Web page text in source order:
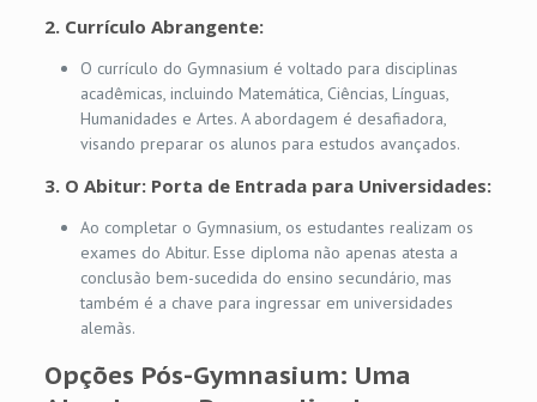
2. Currículo Abrangente:
O currículo do Gymnasium é voltado para disciplinas
acadêmicas, incluindo Matemática, Ciências, Línguas,
Humanidades e Artes. A abordagem é desafiadora,
visando preparar os alunos para estudos avançados.
3. O Abitur: Porta de Entrada para Universidades:
Ao completar o Gymnasium, os estudantes realizam os
exames do Abitur. Esse diploma não apenas atesta a
conclusão bem-sucedida do ensino secundário, mas
também é a chave para ingressar em universidades
alemãs.
Opções Pós-Gymnasium: Uma